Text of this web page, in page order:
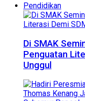
Pendidikan
Di SMAK
Penguatan
Unggul